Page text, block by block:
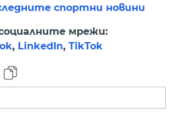
спортни новини
мрежи:
, LinkedIn, TikTok